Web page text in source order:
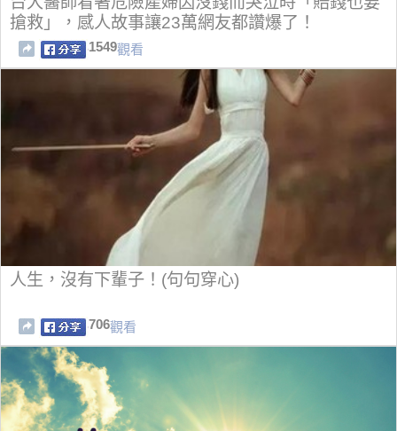
搶救」，感人故事讓23萬網友都讚爆了！
1549觀看
人生，沒有下輩子！(句句穿心)
706觀看